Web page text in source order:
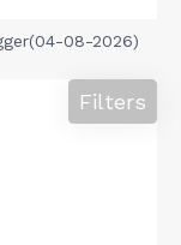
08-2026)
Filters